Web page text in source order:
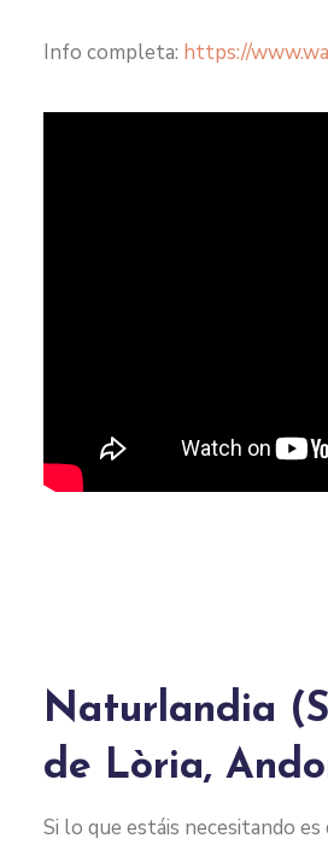
Info completa: https://
Naturlandia
de Lòria,
Si lo que estáis necesitando